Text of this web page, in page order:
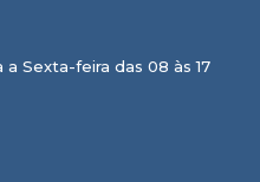
Sexta-feira das 08 às 17